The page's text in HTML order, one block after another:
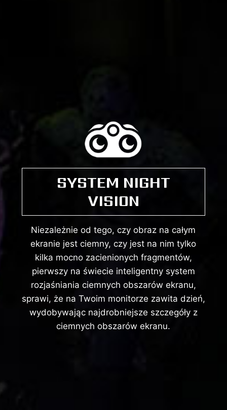
SYSTEM NIGHT
VISION
Niezależnie od tego, czy obraz na całym
ekranie jest ciemny, czy jest na nim tylko
kilka mocno zacienionych fragmentów,
pierwszy na świecie inteligentny system
rozjaśniania ciemnych obszarów ekranu,
sprawi, że na Twoim monitorze zawita dzień,
wydobywając najdrobniejsze szczegóły z
ciemnych obszarów ekranu.